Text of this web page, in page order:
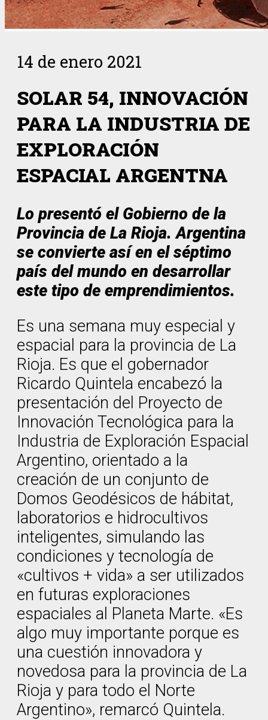
14 de enero 2021
SOLAR 54, INNOVACIÓN
PARA LA INDUSTRIA DE
EXPLORACIÓN
ESPACIAL ARGENTNA
Lo presentó el Gobierno de la
Provincia de La Rioja. Argentina
se convierte así en el séptimo
país del mundo en desarrollar
este tipo de emprendimientos.
Es una semana muy especial y
espacial para la provincia de La
Rioja. Es que el gobernador
Ricardo Quintela encabezó la
presentación del Proyecto de
Innovación Tecnológica para la
Industria de Exploración Espacial
Argentino, orientado a la
creación de un conjunto de
Domos Geodésicos de hábitat,
laboratorios e hidrocultivos
inteligentes, simulando las
condiciones y tecnología de
«cultivos + vida» a ser utilizados
en futuras exploraciones
espaciales al Planeta Marte. «Es
algo muy importante porque es
una cuestión innovadora y
novedosa para la provincia de La
Rioja y para todo el Norte
Argentino», remarcó Quintela.